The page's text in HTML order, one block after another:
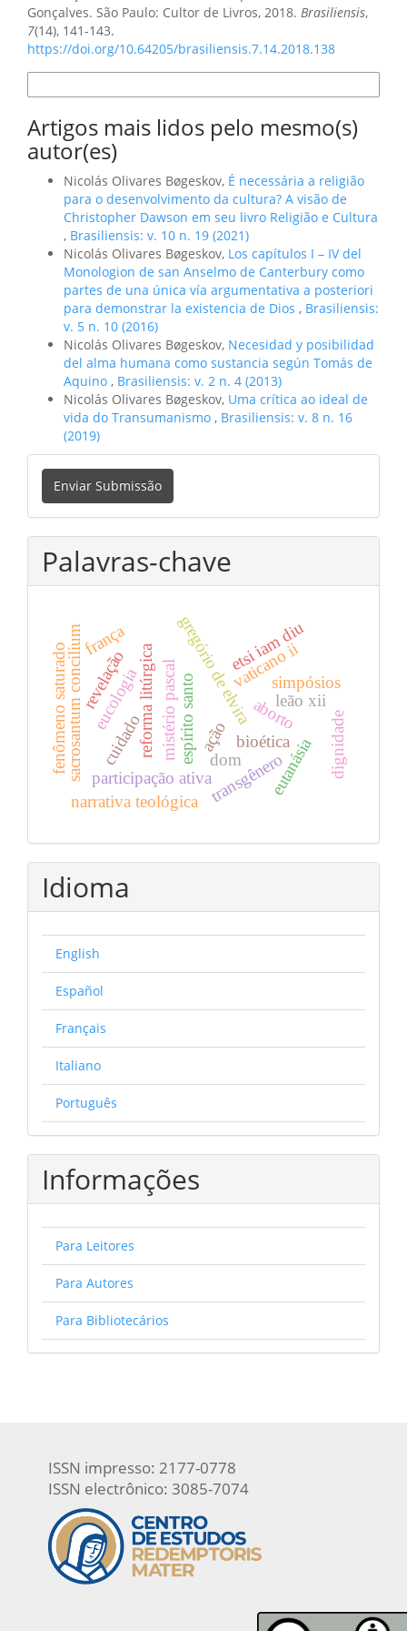
Gonçalves. São Paulo: Cultor de Livros, 2018. Brasiliensis,
7(14), 141-143.
https://doi.org/10.64205/brasiliensis.7.14.2018.138
Artigos mais lidos pelo mesmo(s)
autor(es)
Nicolás Olivares Bøgeskov, É necessária a religião
para o desenvolvimento da cultura? A visão de
Christopher Dawson em seu livro Religião e Cultura
, Brasiliensis: v. 10 n. 19 (2021)
Nicolás Olivares Bøgeskov, Los capítulos I – IV del
Monologion de san Anselmo de Canterbury como
partes de una única vía argumentativa a posteriori
para demonstrar la existencia de Dios , Brasiliensis:
v. 5 n. 10 (2016)
Nicolás Olivares Bøgeskov, Necesidad y posibilidad
del alma humana como sustancia según Tomás de
Aquino , Brasiliensis: v. 2 n. 4 (2013)
Nicolás Olivares Bøgeskov, Uma crítica ao ideal de
vida do Transumanismo , Brasiliensis: v. 8 n. 16
(2019)
Enviar
Submissão
Enviar Submissão
Palavras-chave
gregório de elvira
espírito santo dom
ação bioéticaeutanásia
transgênero
aborto
cuidadoreforma litúrgica vaticano ii
participação ativa
mistério pascal
sacrosantum conciliumeucologia leão xii
etsi iam diu
fenômeno saturado
narrativa teológica
revelação simpósios
frança
dignidade
Idioma
English
Español
Français
Italiano
Português
Informações
Para Leitores
Para Autores
Para Bibliotecários
ISSN impresso: 2177-0778
ISSN electrônico: 3085-7074